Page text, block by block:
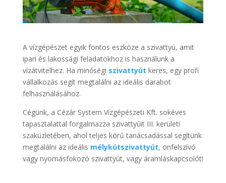
A vízgépészet egyik fontos eszköze a szivattyú, amit
ipari és lakossági feladatokhoz is használunk a
vízátvitelhez. Ha minőségi szivattyút keres, egy profi
vállalkozás segít megtalálni az ideális darabot
felhasználásához.
Cégünk, a Cézár System Vízgépészeti Kft. sokéves
tapasztalattal forgalmazza szivattyúit III. kerületi
szaküzletében, ahol teljes körű tanácsadással segítünk
megtalálni az ideális mélykútszivattyút, önfelszívó
vagy nyomásfokozó szivattyút, vagy áramláskapcsolót!